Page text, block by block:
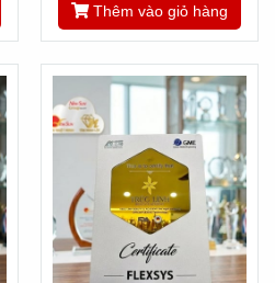
Thêm vào giỏ hàng